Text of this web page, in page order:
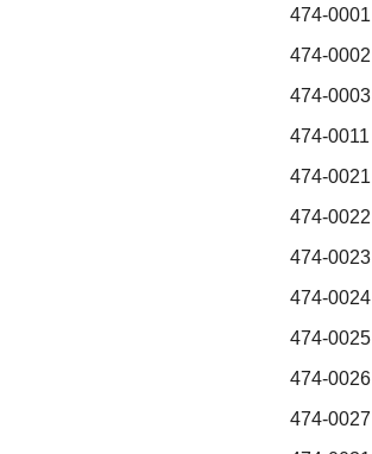
474-0001
474-0002
474-0003
474-0011
474-0021
474-0022
474-0023
474-0024
474-0025
474-0026
474-0027